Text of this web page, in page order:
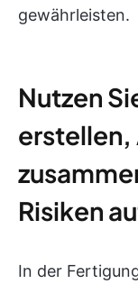
gewährleisten.
Nutzen
erstellen,
Risiken
In der